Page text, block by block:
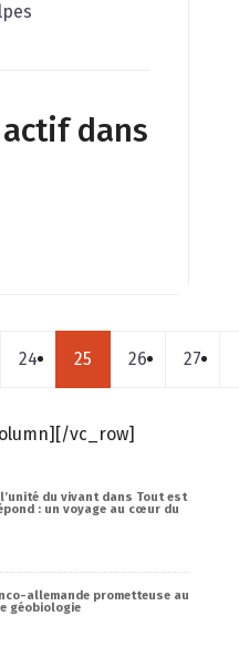
dans
24 25 26 27
vc_row]
du vivant dans Tout est
: un voyage au cœur du
allemande prometteuse au
géobiologie